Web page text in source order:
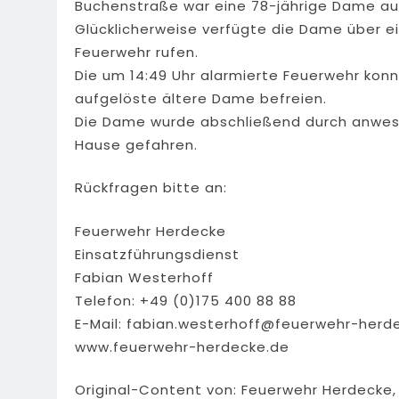
Buchenstraße war eine 78-jährige Dame
Glücklicherweise verfügte die Dame über
Feuerwehr rufen.
Die um 14:49 Uhr alarmierte Feuerwehr
aufgelöste ältere Dame befreien.
Die Dame wurde abschließend durch
Hause gefahren.
Rückfragen bitte an:
Feuerwehr Herdecke
Einsatzführungsdienst
Fabian Westerhoff
Telefon: +49 (0)175 400 88 88
E-Mail: fabian.westerhoff@feuerwehr-
www.feuerwehr-herdecke.de
Original-Content von: Feuerwehr